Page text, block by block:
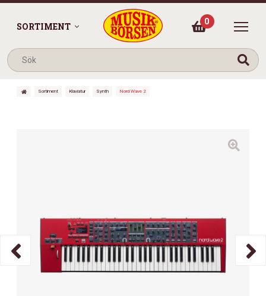
SORTIMENT 0
Sortiment Klaviatur Synth Nord Wave 2